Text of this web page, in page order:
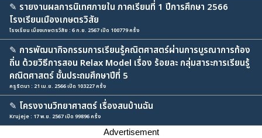
✎ รายงานผลการนิเทศภายใน ภาคเรียนที่ 1 ปีการศึกษา 2566
โรงเรียนเมืองเกษตรวิสัย
โรงเรียน เมืองเกษตรวิสัย : 6 ก.ย. 2567 เปิด 100779 ครั้ง
✎ การพัฒนากิจกรรมการเรียนรู้คณิตศาสตร์ผ่านการบูรณาการท้อง
ถิ่น ด้วยวิธีการสอน Relax Model เรื่อง ร้อยละ กลุ่มสาระการเรียนรู้
คณิตศาสตร์ ชั้นประถมศึกษาปีที่ 5
ครูรัตนา : 21 เม.ย. 2566 เปิด 103227 ครั้ง
✎ โครงงานวิทยาศาสตร์ เรื่องสนบ้านฉัน
Krujeje : 17 พ.ย. 2567 เปิด 99896 ครั้ง
Advertisement